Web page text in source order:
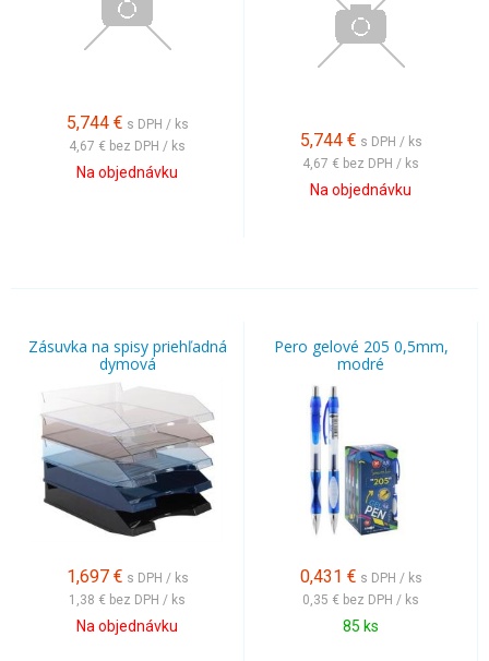
5,744 € s DPH / ks
4,67 € bez DPH / ks
Na objednávku
5,744 € s DPH / ks
4,67 € bez DPH / ks
Na objednávku
Zásuvka na spisy priehľadná
dymová
1,697 € s DPH / ks
1,38 € bez DPH / ks
Na objednávku
Pero gelové 205 0,5mm,
modré
0,431 € s DPH / ks
0,35 € bez DPH / ks
85 ks